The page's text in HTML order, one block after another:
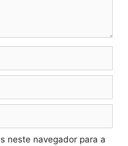
neste navegador para a